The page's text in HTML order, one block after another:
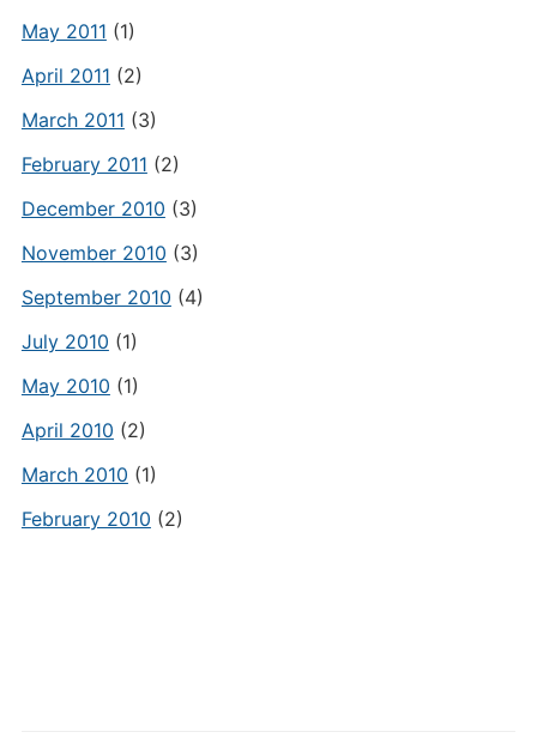
May 2011 (1)
April 2011 (2)
March 2011 (3)
February 2011 (2)
December 2010 (3)
November 2010 (3)
September 2010 (4)
July 2010 (1)
May 2010 (1)
April 2010 (2)
March 2010 (1)
February 2010 (2)